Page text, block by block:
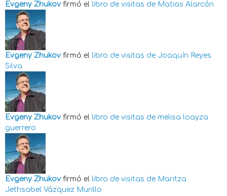
Evgeny Zhukov firmó el libro de visitas de Matias Alarcón
Evgeny Zhukov firmó el libro de visitas de Joaquín Reyes
Silva
Evgeny Zhukov firmó el libro de visitas de melisa loayza
guerrero
Evgeny Zhukov firmó el libro de visitas de Maritza
Jethsabel Vázquez Murillo